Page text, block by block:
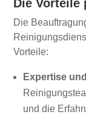
Die Vorteile
Die
Vorteile:
Expertise
und die